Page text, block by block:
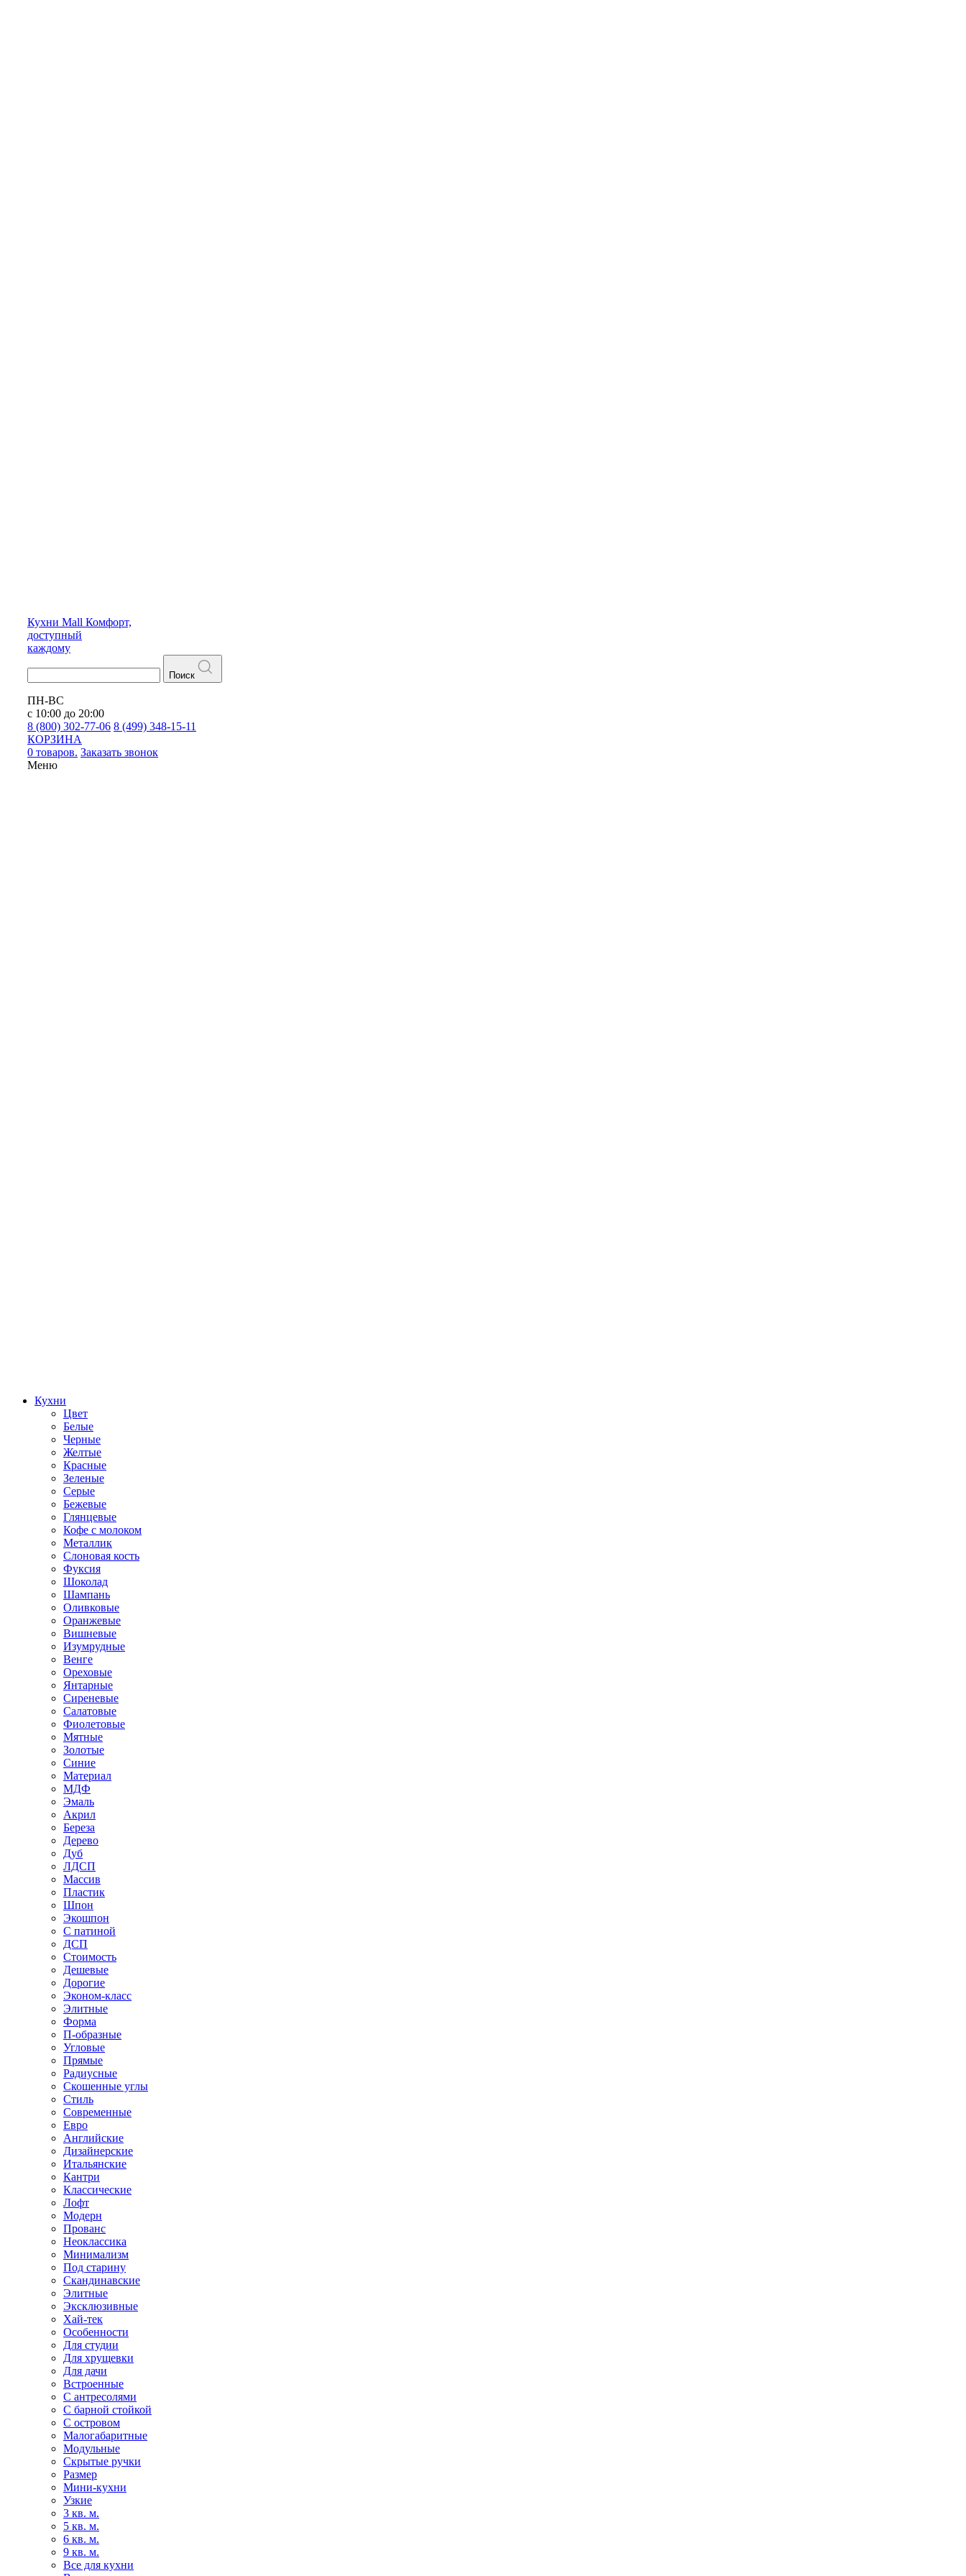
Кухни Mall Комфорт,
доступный
каждому
Поиск
ПН-ВС
с 10:00 до 20:00
8 (800) 302-77-06 8 (499) 348-15-11
КОРЗИНА
0 товаров. Заказать звонок
Меню
Кухни
Цвет
Белые
Черные
Желтые
Красные
Зеленые
Серые
Бежевые
Глянцевые
Кофе с молоком
Металлик
Слоновая кость
Фуксия
Шоколад
Шампань
Оливковые
Оранжевые
Вишневые
Изумрудные
Венге
Ореховые
Янтарные
Сиреневые
Салатовые
Фиолетовые
Мятные
Золотые
Синие
Материал
МДФ
Эмаль
Акрил
Береза
Дерево
Дуб
ЛДСП
Массив
Пластик
Шпон
Экошпон
С патиной
ДСП
Стоимость
Дешевые
Дорогие
Эконом-класс
Элитные
Форма
П-образные
Угловые
Прямые
Радиусные
Скошенные углы
Стиль
Современные
Евро
Английские
Дизайнерские
Итальянские
Кантри
Классические
Лофт
Модерн
Прованс
Неоклассика
Минимализм
Под старину
Скандинавские
Элитные
Эксклюзивные
Хай-тек
Особенности
Для студии
Для хрущевки
Для дачи
Встроенные
С антресолями
С барной стойкой
С островом
Малогабаритные
Модульные
Скрытые ручки
Размер
Мини-кухни
Узкие
3 кв. м.
5 кв. м.
6 кв. м.
9 кв. м.
Все для кухни